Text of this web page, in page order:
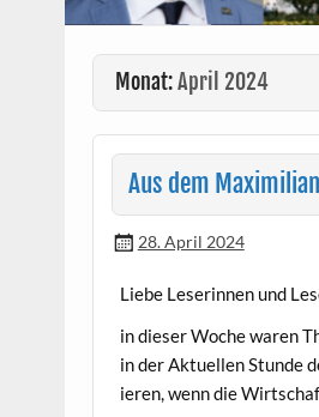
Monat:April 2024
Aus dem
28. April 2024
‌Liebe Leserin­nen und
in dieser Woche waren
in der Aktuellen Stunde
ieren, wenn die